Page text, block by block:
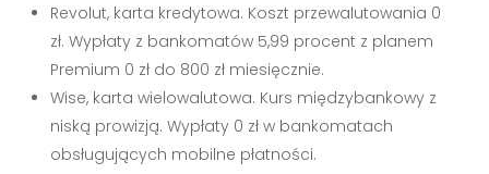
Revolut, karta kredytowa. Koszt przewalutowania 0
zł. Wypłaty z bankomatów 5,99 procent z planem
Premium 0 zł do 800 zł miesięcznie.
Wise, karta wielowalutowa. Kurs międzybankowy z
niską prowizją. Wypłaty 0 zł w bankomatach
obsługujących mobilne płatności.